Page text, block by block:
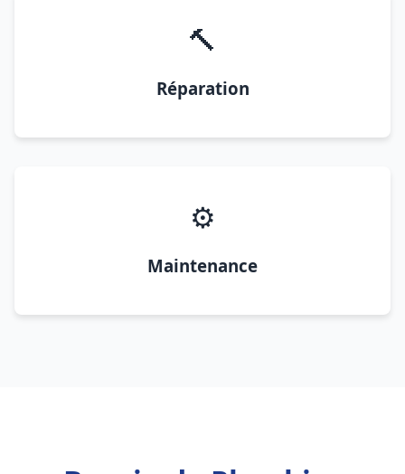
🔨
Réparation
⚙️
Maintenance